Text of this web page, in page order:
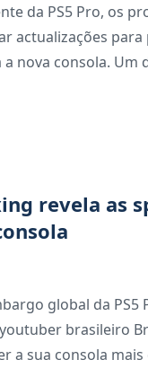
da PS5 Pro, os
actualizações
nova consola. Um
1.6, disponível a
revela as
global da PS5
brasileiro
a sua consola mais